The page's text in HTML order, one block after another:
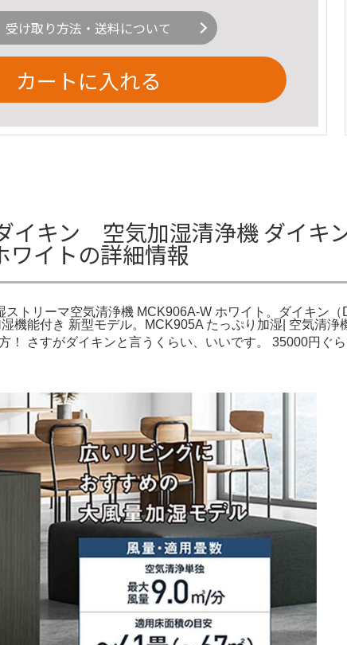
受け取り方法・送料について
カートに入れる
イキン 空気加湿清浄機 ダイキ
ワイトの詳細情報
ストリーマ空気清浄機 MCK906A-W ホワイト。ダイキン
機能付き 新型モデル。MCK905A たっぷり加湿| 空気清浄
！ さすがダイキンと言うくらい、いいです。 35000円ぐ